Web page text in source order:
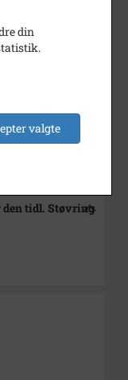
Arkiv for den
tidl. Støvring
din
valgte